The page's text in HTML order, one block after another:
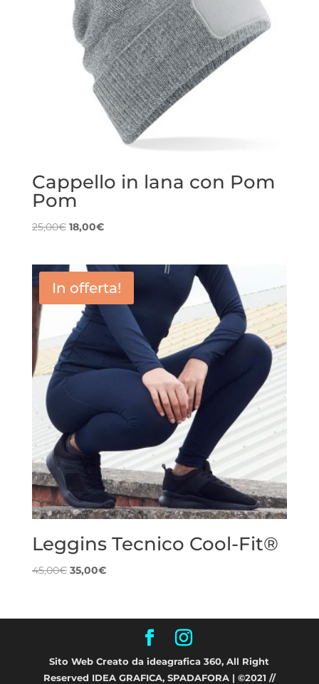
Cappello in lana con Pom
Pom
25,00€ Il
era:
25,00€.
18,00€Il
è:
18,00€.
In offerta!
Leggins Tecnico Cool-Fit®
45,00€ Il
era:
35,00€Il
è:
Sito Web Creato da ideagrafica 360, All Right
Reserved IDEA GRAFICA, SPADAFORA | ©2021 //